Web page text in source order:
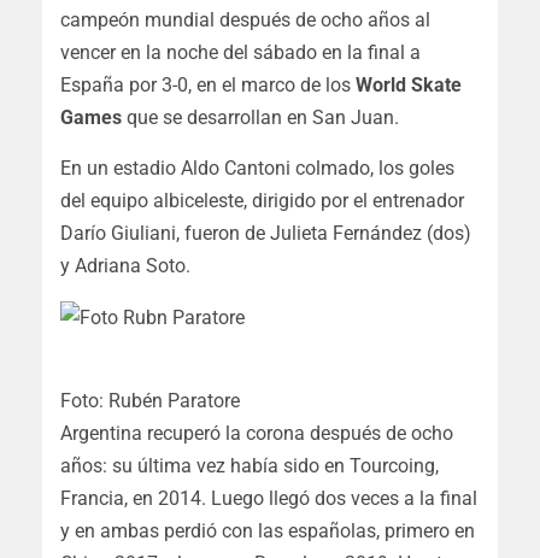
campeón mundial después de ocho años al
vencer en la noche del sábado en la final a
España por 3-0, en el marco de los World Skate
Games que se desarrollan en San Juan.
En un estadio Aldo Cantoni colmado, los goles
del equipo albiceleste, dirigido por el entrenador
Darío Giuliani, fueron de Julieta Fernández (dos)
y Adriana Soto.
Foto: Rubén Paratore
Argentina recuperó la corona después de ocho
años: su última vez había sido en Tourcoing,
Francia, en 2014. Luego llegó dos veces a la final
y en ambas perdió con las españolas, primero en